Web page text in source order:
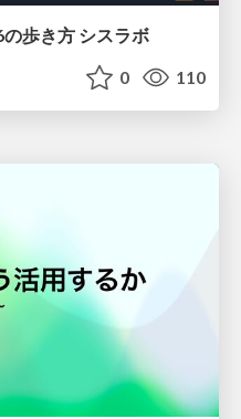
歩き方 シスラボ
0 110